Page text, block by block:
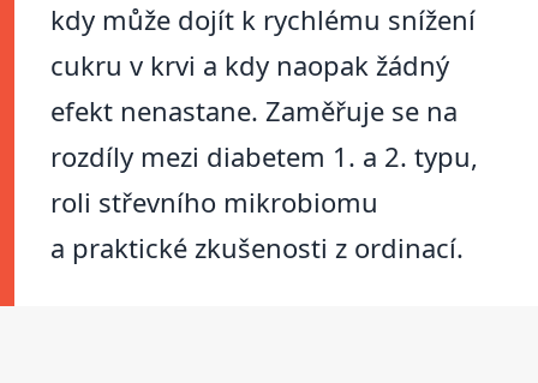
kdy může dojít k rychlému snížení
cukru v krvi a kdy naopak žádný
efekt nenastane. Zaměřuje se na
rozdíly mezi diabetem 1. a 2. typu,
roli střevního mikrobiomu
a praktické zkušenosti z ordinací.